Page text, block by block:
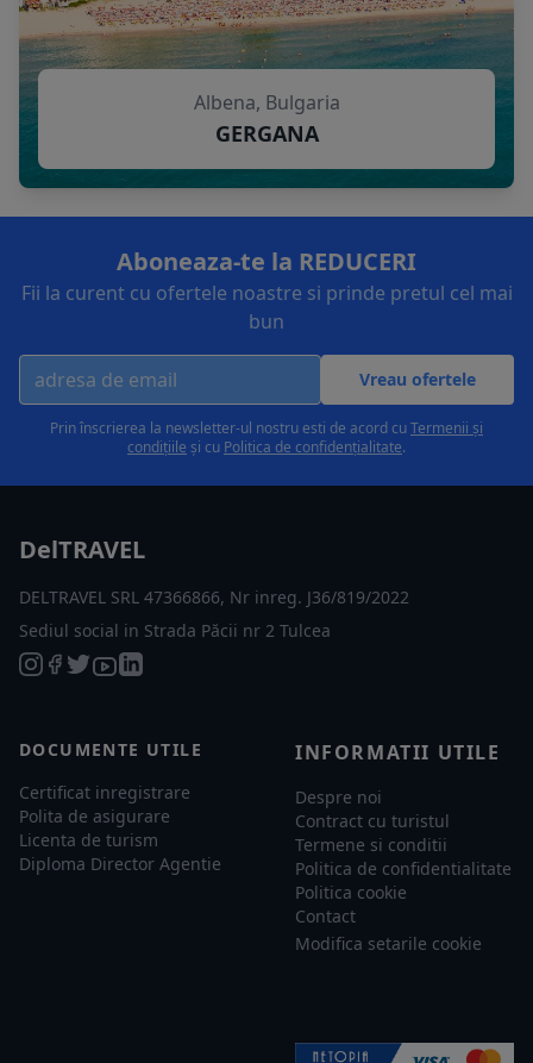
Albena, Bulgaria
GERGANA
Aboneaza-te la REDUCERI
Fii la curent cu ofertele noastre si prinde pretul cel mai
bun
Vreau ofertele
Prin înscrierea la newsletter-ul nostru esti de acord cuTermenii și
condițiile și cu Politica de confidențialitate.
DelTRAVEL
DELTRAVEL SRL 47366866, Nr inreg. J36/819/2022
Sediul social in Strada Păcii nr 2 Tulcea
DOCUMENTE UTILE
Certificat inregistrare
Polita de asigurare
Licenta de turism
Diploma Director Agentie
INFORMATII UTILE
Despre noi
Contract cu turistul
Termene si conditii
Politica de confidentialitate
Politica cookie
Contact
Modifica setarile cookie